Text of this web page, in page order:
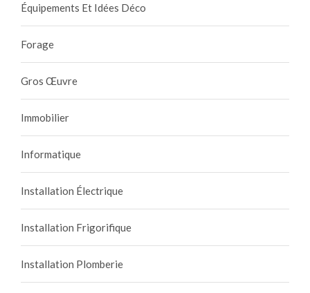
Équipements Et Idées Déco
Forage
Gros Œuvre
Immobilier
Informatique
Installation Électrique
Installation Frigorifique
Installation Plomberie